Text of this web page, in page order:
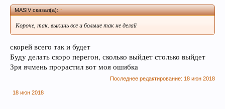
четкий ответ или совет.
MASIV сказал(а):↑
Короче, так, выкинь все и больше так не делай
скорей всего так и будет
Буду делать скоро перегон, сколько выйдет столько выйдет
Зря ячмень прорастил вот моя ошибка
Последнее редактирование: 18 июн 2018
18 июн 2018